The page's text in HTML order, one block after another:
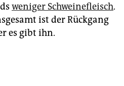
weniger Schweinefleisch.
ist der Rückgang
es gibt ihn.